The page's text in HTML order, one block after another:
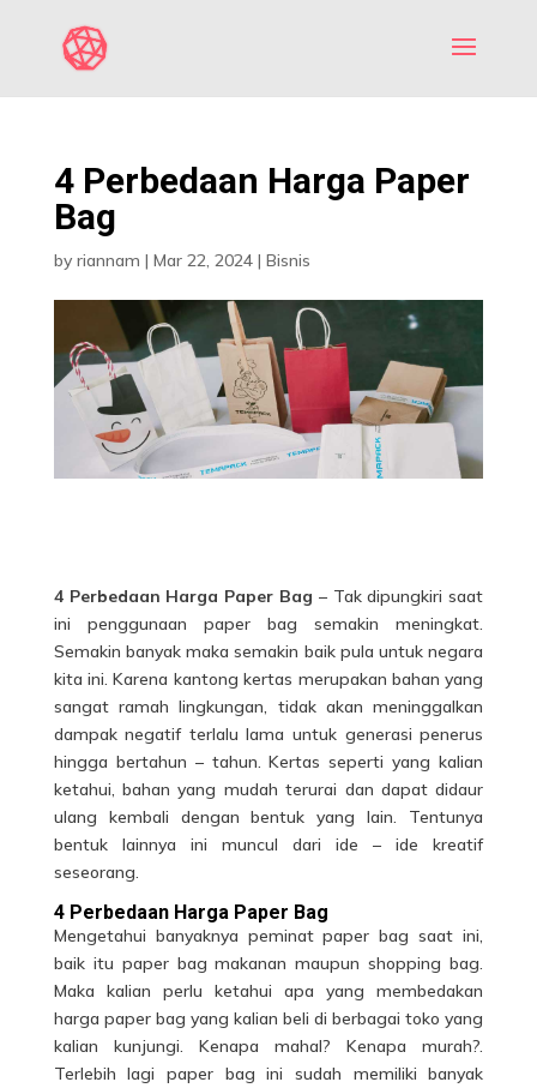
4 Perbedaan Harga Paper
Bag
by riannam | Mar 22, 2024| Bisnis
4 Perbedaan Harga Paper Bag – Tak dipungkiri saat
ini penggunaan paper bag semakin meningkat.
Semakin banyak maka semakin baik pula untuk negara
kita ini. Karena kantong kertas merupakan bahan yang
sangat ramah lingkungan, tidak akan meninggalkan
dampak negatif terlalu lama untuk generasi penerus
hingga bertahun – tahun. Kertas seperti yang kalian
ketahui, bahan yang mudah terurai dan dapat didaur
ulang kembali dengan bentuk yang lain. Tentunya
bentuk lainnya ini muncul dari ide – ide kreatif
seseorang.
4 Perbedaan Harga Paper Bag
Mengetahui banyaknya peminat paper bag saat ini,
baik itu paper bag makanan maupun shopping bag.
Maka kalian perlu ketahui apa yang membedakan
harga paper bag yang kalian beli di berbagai toko yang
kalian kunjungi. Kenapa mahal? Kenapa murah?.
Terlebih lagi paper bag ini sudah memiliki banyak